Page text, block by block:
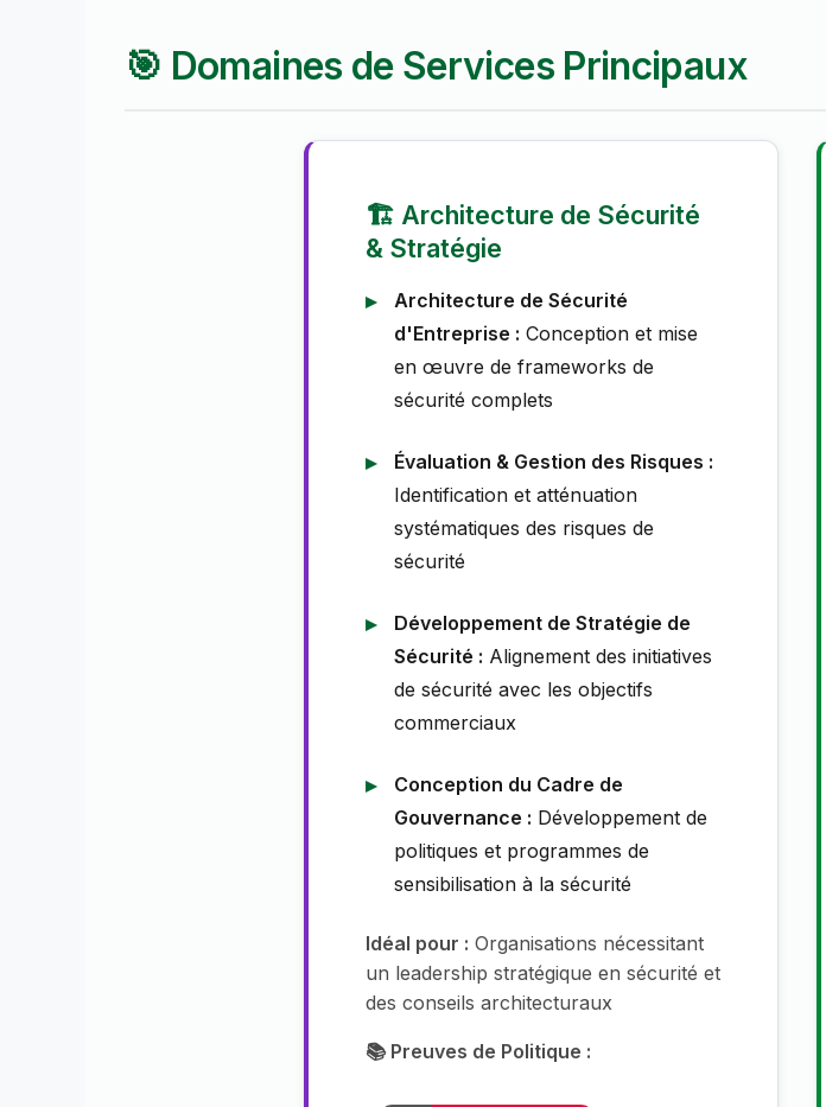
🎯 Domaines de Services Principaux
🏗️ Architecture de Sécurité
& Stratégie
Architecture de Sécurité
d'Entreprise : Conception et mise
en œuvre de frameworks de
sécurité complets
Évaluation & Gestion des Risques :
Identification et atténuation
systématiques des risques de
sécurité
Développement de Stratégie de
Sécurité : Alignement des initiatives
de sécurité avec les objectifs
commerciaux
Conception du Cadre de
Gouvernance : Développement de
politiques et programmes de
sensibilisation à la sécurité
Idéal pour : Organisations nécessitant
un leadership stratégique en sécurité et
des conseils architecturaux
📚 Preuves de Politique :